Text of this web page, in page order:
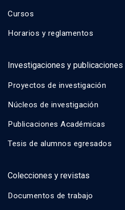
Cursos
Horarios y reglamentos
Investigaciones y publicaciones
Proyectos de investigación
Núcleos de investigación
Publicaciones Académicas
Tesis de alumnos egresados
Colecciones y revistas
Documentos de trabajo